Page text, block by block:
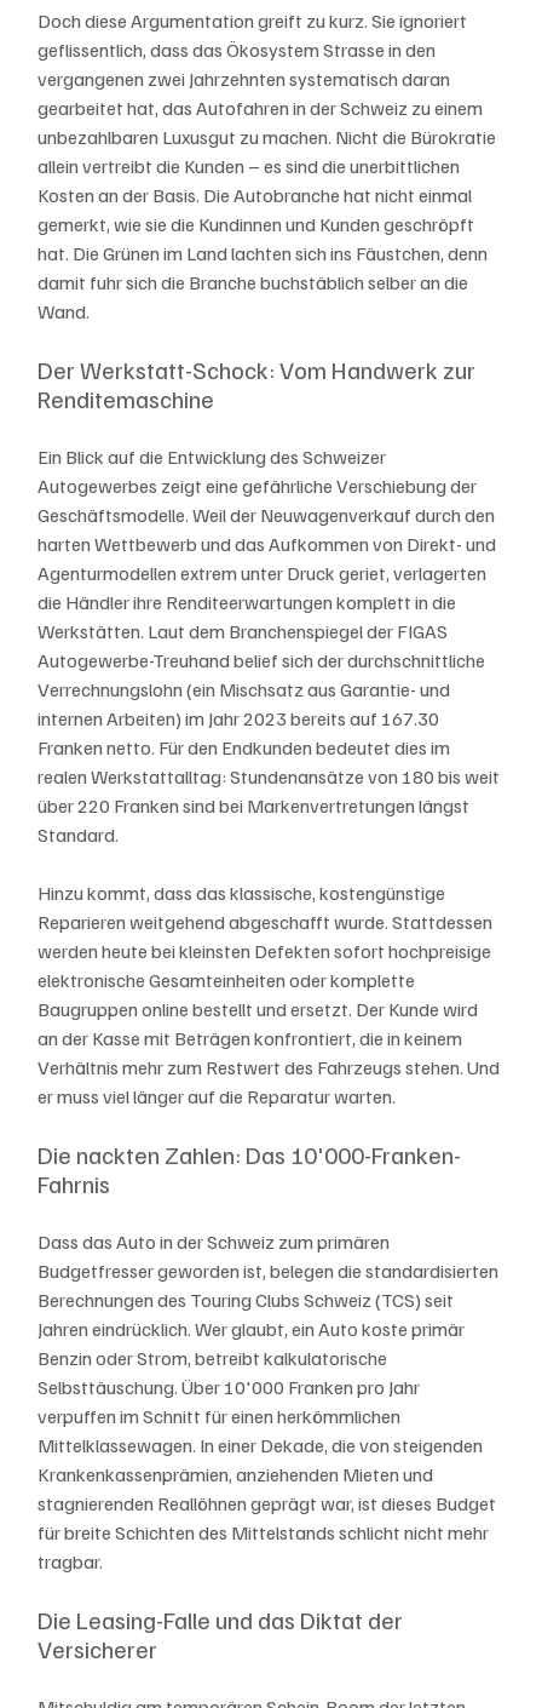
Doch diese Argumentation greift zu kurz. Sie ignoriert
geflissentlich, dass das Ökosystem Strasse in den
vergangenen zwei Jahrzehnten systematisch daran
gearbeitet hat, das Autofahren in der Schweiz zu einem
unbezahlbaren Luxusgut zu machen. Nicht die Bürokratie
allein vertreibt die Kunden – es sind die unerbittlichen
Kosten an der Basis. Die Autobranche hat nicht einmal
gemerkt, wie sie die Kundinnen und Kunden geschröpft
hat. Die Grünen im Land lachten sich ins Fäustchen, denn
damit fuhr sich die Branche buchstäblich selber an die
Wand.
Der Werkstatt-Schock: Vom Handwerk zur
Renditemaschine
Ein Blick auf die Entwicklung des Schweizer
Autogewerbes zeigt eine gefährliche Verschiebung der
Geschäftsmodelle. Weil der Neuwagenverkauf durch den
harten Wettbewerb und das Aufkommen von Direkt- und
Agenturmodellen extrem unter Druck geriet, verlagerten
die Händler ihre Renditeerwartungen komplett in die
Werkstätten. Laut dem Branchenspiegel der FIGAS
Autogewerbe-Treuhand belief sich der durchschnittliche
Verrechnungslohn (ein Mischsatz aus Garantie- und
internen Arbeiten) im Jahr 2023 bereits auf 167.30
Franken netto. Für den Endkunden bedeutet dies im
realen Werkstattalltag: Stundenansätze von 180 bis weit
über 220 Franken sind bei Markenvertretungen längst
Standard.
Hinzu kommt, dass das klassische, kostengünstige
Reparieren weitgehend abgeschafft wurde. Stattdessen
werden heute bei kleinsten Defekten sofort hochpreisige
elektronische Gesamteinheiten oder komplette
Baugruppen online bestellt und ersetzt. Der Kunde wird
an der Kasse mit Beträgen konfrontiert, die in keinem
Verhältnis mehr zum Restwert des Fahrzeugs stehen. Und
er muss viel länger auf die Reparatur warten.
Die nackten Zahlen: Das 10'000-Franken-
Fahrnis
Dass das Auto in der Schweiz zum primären
Budgetfresser geworden ist, belegen die standardisierten
Berechnungen des Touring Clubs Schweiz (TCS) seit
Jahren eindrücklich. Wer glaubt, ein Auto koste primär
Benzin oder Strom, betreibt kalkulatorische
Selbsttäuschung. Über 10'000 Franken pro Jahr
verpuffen im Schnitt für einen herkömmlichen
Mittelklassewagen. In einer Dekade, die von steigenden
Krankenkassenprämien, anziehenden Mieten und
stagnierenden Reallöhnen geprägt war, ist dieses Budget
für breite Schichten des Mittelstands schlicht nicht mehr
tragbar.
Die Leasing-Falle und das Diktat der
Versicherer